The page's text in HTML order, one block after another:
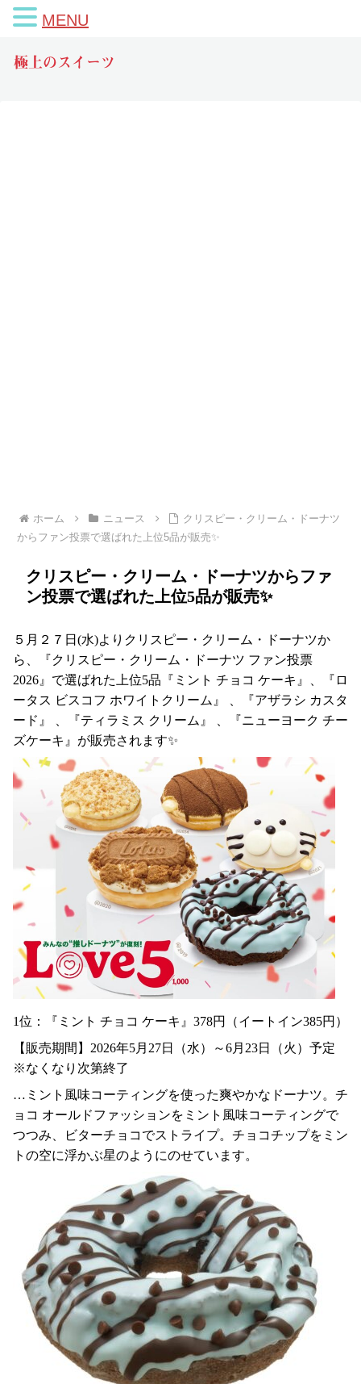
極上のスイーツ
ホーム ニュース
クリスピー・クリーム・ドーナツ
からファン投票で選ばれた上位5品が販売✨
クリスピー・クリーム・ドーナツからファ
ン投票で選ばれた上位5品が販売✨
５月２７日(水)よりクリスピー・クリーム・ドーナツか
ら、『クリスピー・クリーム・ドーナツ ファン投票
2026』で選ばれた上位5品『ミント チョコ ケーキ』、『ロ
ータス ビスコフ ホワイトクリーム』 、『アザラシ カスタ
ード』 、『ティラミス クリーム』 、『ニューヨーク チー
ズケーキ』が販売されます✨
1位：『ミント チョコ ケーキ』378円（イートイン385円）
【販売期間】2026年5月27日（水）～6月23日（火）予定
※なくなり次第終了
…ミント風味コーティングを使った爽やかなドーナツ。チ
ョコ オールドファッションをミント風味コーティングで
つつみ、ビターチョコでストライプ。チョコチップをミン
トの空に浮かぶ星のようにのせています。
MENU